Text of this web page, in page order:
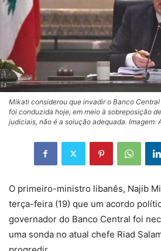
Mikati considerou que invadir o Banco
foi conduzida hoje, em meio à sobreposição
judiciais, não é a solução adequada. Imagem:
O primeiro-ministro libanês, Najib
terça-feira (19) que um acordo
governador do Banco Central foi
uma sonda no atual chefe Riad